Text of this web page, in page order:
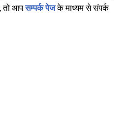
तो आपसम्पर्क पेजके माध्यम से संपर्क